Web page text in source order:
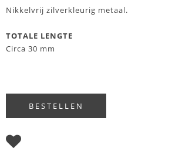
Nikkelvrij zilverkleurig metaal.
TOTALE LENGTE
Circa 30 mm